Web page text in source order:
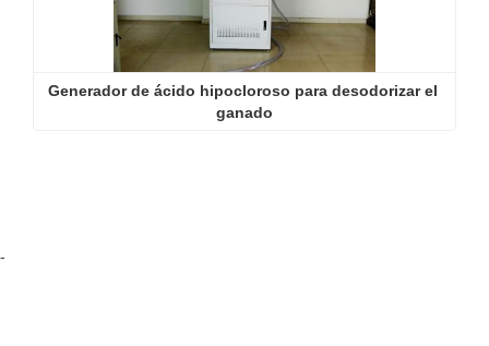
Generador de ácido hipocloroso para desodorizar el
ganado
-